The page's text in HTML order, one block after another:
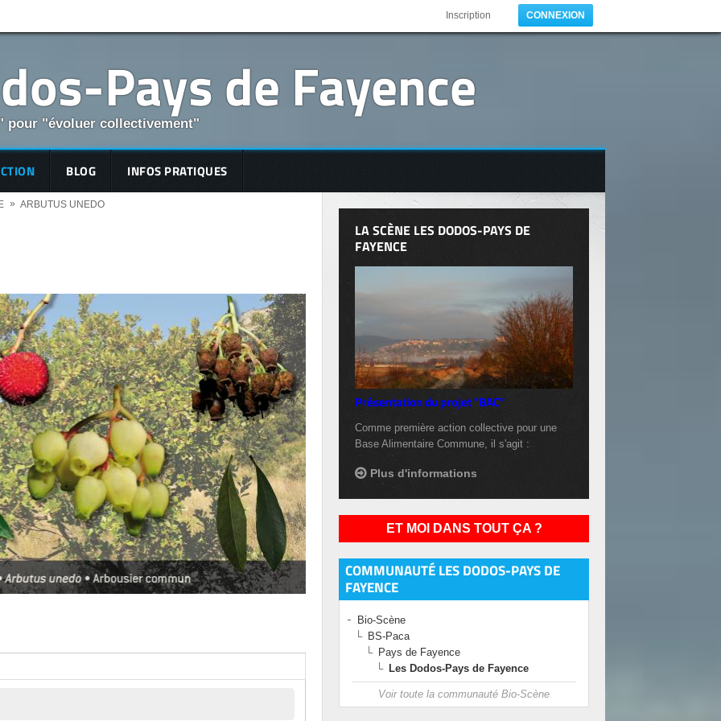
Inscription CONNEXION
Pays de Fayence
pour "évoluer collectivement"
BLOG INFOS PRATIQUES
» ARBUTUS UNEDO
LA SCÈNE LES DODOS-PAYS DE
FAYENCE
Présentation du projet "BAC"
Comme première action collective pour une
Base Alimentaire Commune, il s'agit :
Plus d'informations
ET MOI DANS TOUT ÇA ?
COMMUNAUTÉ LES DODOS-PAYS DE
FAYENCE
Bio-Scène
BS-Paca
Pays de Fayence
Les Dodos-Pays de Fayence
Voir toute la communauté Bio-Scène